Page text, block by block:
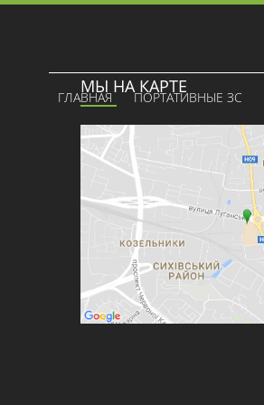
ГЛАВНАЯ ПОРТАТИВНЫЕ ЗС
МЫ НА КАРТЕ